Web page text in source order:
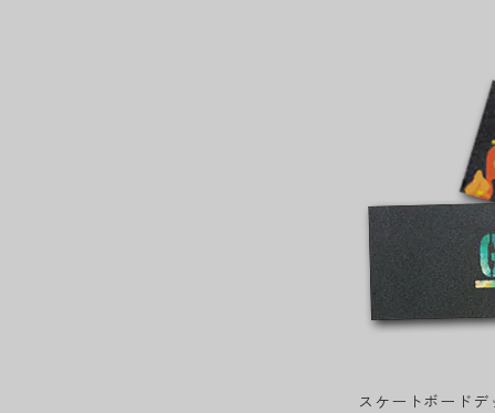
スケートボード